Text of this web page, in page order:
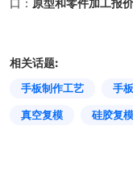
口： 原型和零件加工报价
相关话题:
手板制作工艺 手
真空复模 硅胶复模